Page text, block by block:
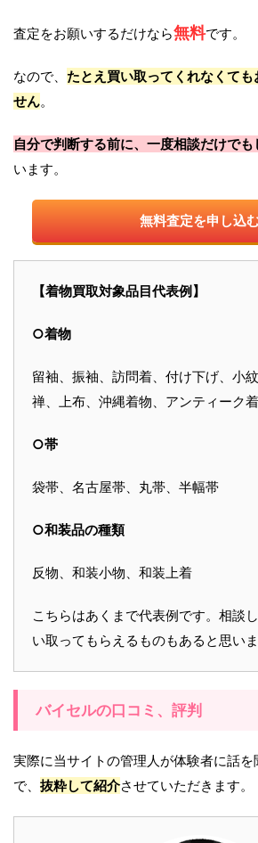
査定をお願いするだけなら無料です。
なので、 たとえ買い取ってくれなくて
せん。
自分で判断する前に、一度相談だけで
います。
無料査定を申し込
【着物買取対象品目代表例】
○着物
留袖、振袖、訪問着、付け下げ、小
禅、上布、沖縄着物、アンティーク
○帯
袋帯、名古屋帯、丸帯、半幅帯
○和装品の種類
反物、和装小物、和装上着
こちらはあくまで代表例です。相談
い取ってもらえるものもあると思いま
バイセルの口コミ、評判
実際に当サイトの管理人が体験者に話
で、 抜粋して紹介させていただきます。